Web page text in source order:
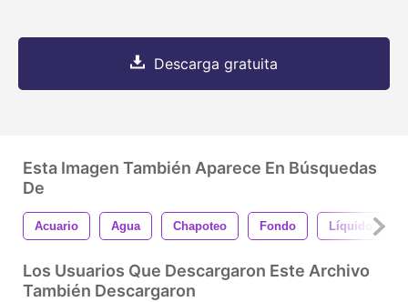
Descarga gratuita
Esta Imagen También Aparece En Búsquedas
De
Acuario Agua Chapoteo Fondo Líquido
Los Usuarios Que Descargaron Este Archivo
También Descargaron